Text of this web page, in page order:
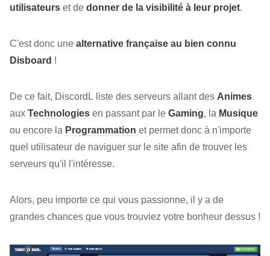
utilisateurs et de donner de la visibilité à leur projet.
C'est donc une alternative française au bien connu
Disboard !
De ce fait, DiscordL liste des serveurs allant des Animes
aux Technologies en passant par le Gaming, la Musique
ou encore la Programmation et permet donc à n'importe
quel utilisateur de naviguer sur le site afin de trouver les
serveurs qu'il l'intéresse.
Alors, peu importe ce qui vous passionne, il y a de
grandes chances que vous trouviez votre bonheur dessus !